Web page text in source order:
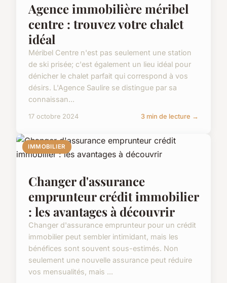
Agence immobilière méribel
centre : trouvez votre chalet
idéal
Méribel Centre n'est pas seulement une station
de ski prisée; c'est également un lieu idéal pour
dénicher le chalet parfait qui correspond à vos
désirs. L'Agence Saulire se distingue par sa
connaissan...
17 octobre 2024 3 min de lecture →
IMMOBILIER
Changer d'assurance
emprunteur crédit immobilier
: les avantages à découvrir
Changer d'assurance emprunteur pour un crédit
immobilier peut sembler intimidant, mais les
bénéfices sont souvent sous-estimés. Non
seulement une nouvelle assurance peut réduire
vos mensualités, mais ...